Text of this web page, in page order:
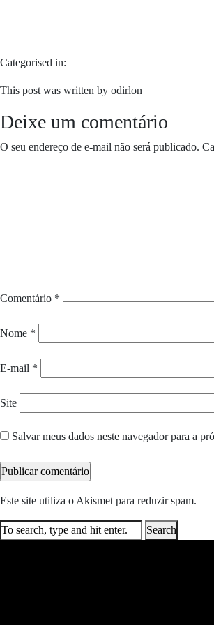
Categorised in:
This post was written by odirlon
Deixe um comentário
O seu endereço de e-mail não será publicado.
Comentário *
Nome *
E-mail *
Site
Salvar meus dados neste navegador para a
Este site utiliza o Akismet para reduzir spam.
Search